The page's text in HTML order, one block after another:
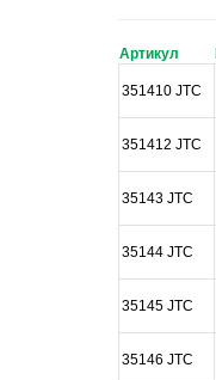
Артикул
351410 JTC
351412 JTC
35143 JTC
35144 JTC
35145 JTC
35146 JTC